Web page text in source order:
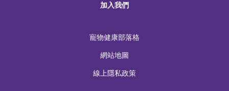
加入我們
寵物健康部落格
網站地圖
線上隱私政策